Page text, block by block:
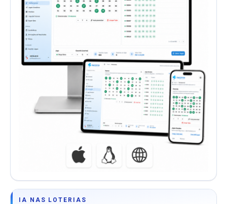
IA NAS LOTERIAS